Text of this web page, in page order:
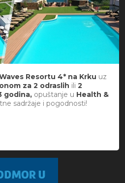
Resortu 4* na Krku uz
za 2 odraslih ili 2
godina, opuštanje u Health &
sadržaje i pogodnosti!